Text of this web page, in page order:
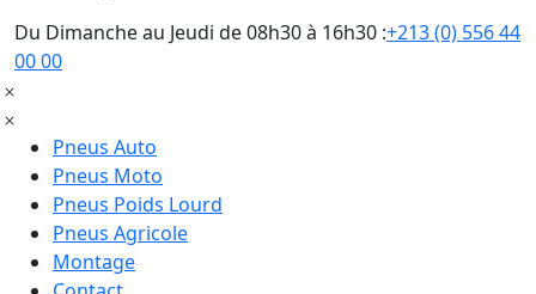
Du Dimanche au Jeudi de 08h30 à 16h30 :+213 (0) 556 44
00 00
Pneus Auto
Pneus Moto
Pneus Poids Lourd
Pneus Agricole
Montage